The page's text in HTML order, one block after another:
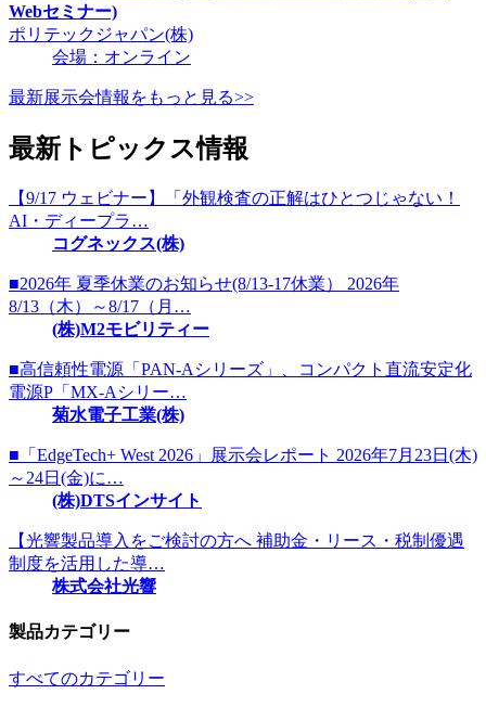
Webセミナー)
ポリテックジャパン(株)
会場：オンライン
最新展示会情報をもっと見る>>
最新トピックス情報
【9/17 ウェビナー】「外観検査の正解はひとつじゃない！
AI・ディープラ…
コグネックス(株)
■2026年 夏季休業のお知らせ(8/13-17休業） 2026年
8/13（木）～8/17（月…
(株)M2モビリティー
■高信頼性電源「PAN-Aシリーズ」、コンパクト直流安定化
電源P「MX-Aシリー…
菊水電子工業(株)
■「EdgeTech+ West 2026」展示会レポート 2026年7月23日(木)
～24日(金)に…
(株)DTSインサイト
【光響製品導入をご検討の方へ 補助金・リース・税制優遇
制度を活用した導…
株式会社光響
製品カテゴリー
すべてのカテゴリー